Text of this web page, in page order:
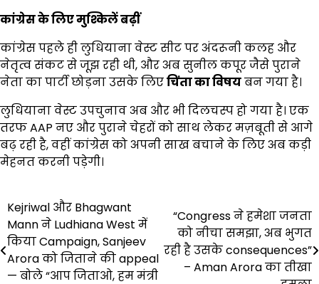
कांग्रेस के लिए मुश्किलें बढ़ीं
कांग्रेस पहले ही लुधियाना वेस्ट सीट पर अंदरूनी कलह और
नेतृत्व संकट से जूझ रही थी, और अब सुनील कपूर जैसे पुराने
नेता का पार्टी छोड़ना उसके लिएचिंता का विषयबन गया है।
लुधियाना वेस्ट उपचुनाव अब और भी दिलचस्प हो गया है। एक
तरफ AAP नए और पुराने चेहरों को साथ लेकर मज़बूती से आगे
बढ़ रही है, वहीं कांग्रेस को अपनी साख बचाने के लिए अब कड़ी
मेहनत करनी पड़ेगी।
Post
navigation
Kejriwal और Bhagwant
Mann ने Ludhiana West में
किया Campaign, Sanjeev
Arora को जिताने की appeal
— बोले “आप जिताओ, हम मंत्री
“Congress ने हमेशा जनता
को नीचा समझा, अब भुगत
रही है उसके consequences”
– Aman Arora का तीखा